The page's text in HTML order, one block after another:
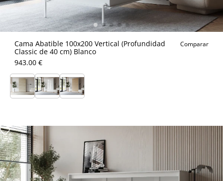
Cama Abatible 100x200 Vertical (Profundidad
Classic de 40 cm) Blanco
Comparar
943.00 €